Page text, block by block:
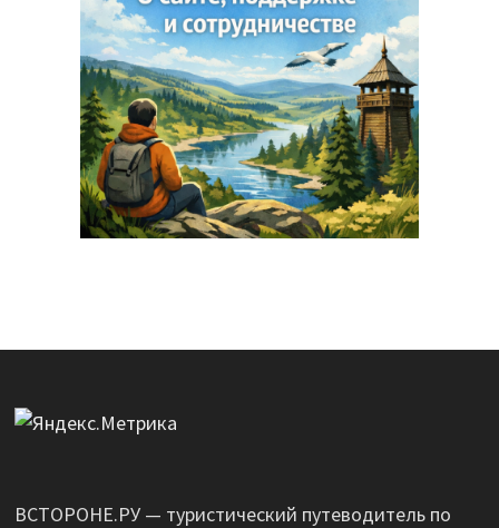
ВСТОРОНЕ.РУ — туристический путеводитель по